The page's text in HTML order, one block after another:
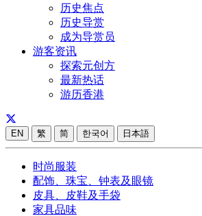
历史焦点
历史导赏
成为导赏员
游客资讯
探索元创方
最新热话
游历香港
EN 繁 简 한국어 日本語
时尚服装
配饰、珠宝、钟表及眼镜
皮具、皮鞋及手袋
家具品味